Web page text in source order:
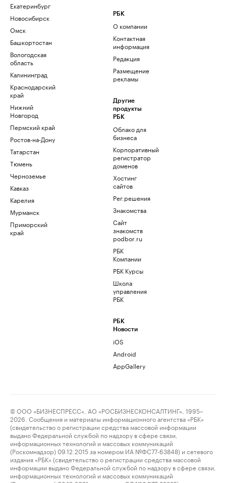
Екатеринбург
Новосибирск
Омск
Башкортостан
Вологодская
область
Калининград
Краснодарский
край
Нижний
Новгород
Пермский край
Ростов-на-Дону
Татарстан
Тюмень
Черноземье
Кавказ
Карелия
Мурманск
Приморский
край
РБК
О компании
Контактная
информация
Редакция
Размещение
рекламы
Другие
продукты
РБК
Облако для
бизнеса
Корпоративный
регистратор
доменов
Хостинг
сайтов
Рег.решения
Знакомства
Сайт
знакомств
podbor.ru
РБК
Компании
РБК Курсы
Школа
управления
РБК
РБК
Новости
iOS
Android
AppGallery
© ООО «БИЗНЕСПРЕСС», АО «РОСБИЗНЕСКОНСАЛТИНГ», 1995–
2026. Сообщения и материалы информационного агентства «РБК»
(свидетельство о регистрации средства массовой информации
выдано Федеральной службой по надзору в сфере связи,
информационных технологий и массовых коммуникаций
(Роскомнадзор) 09.12.2015 за номером ИА №ФС77-63848) и сетевого
издания «РБК» (свидетельство о регистрации средства массовой
информации выдано Федеральной службой по надзору в сфере связи,
информационных технологий и массовых коммуникаций